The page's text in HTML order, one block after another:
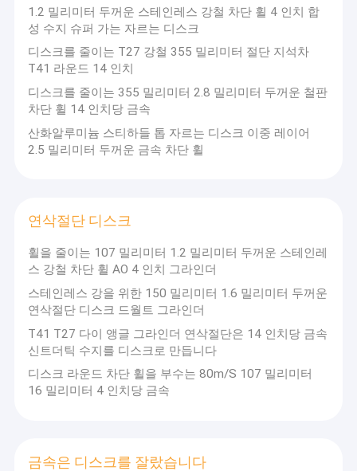
1.2 밀리미터 두꺼운 스테인레스 강철 차단 휠 4 인치 합
성 수지 슈퍼 가는 자르는 디스크
디스크를 줄이는 T27 강철 355 밀리미터 절단 지석차
T41 라운드 14 인치
디스크를 줄이는 355 밀리미터 2.8 밀리미터 두꺼운 철판
차단 휠 14 인치당 금속
산화알루미늄 스티하들 톱 자르는 디스크 이중 레이어
2.5 밀리미터 두꺼운 금속 차단 휠
연삭절단 디스크
휠을 줄이는 107 밀리미터 1.2 밀리미터 두꺼운 스테인레
스 강철 차단 휠 AO 4 인치 그라인더
스테인레스 강을 위한 150 밀리미터 1.6 밀리미터 두꺼운
연삭절단 디스크 드월트 그라인더
T41 T27 다이 앵글 그라인더 연삭절단은 14 인치당 금속
신트더틱 수지를 디스크로 만듭니다
디스크 라운드 차단 휠을 부수는 80m/S 107 밀리미터
16 밀리미터 4 인치당 금속
금속은 디스크를 잘랐습니다